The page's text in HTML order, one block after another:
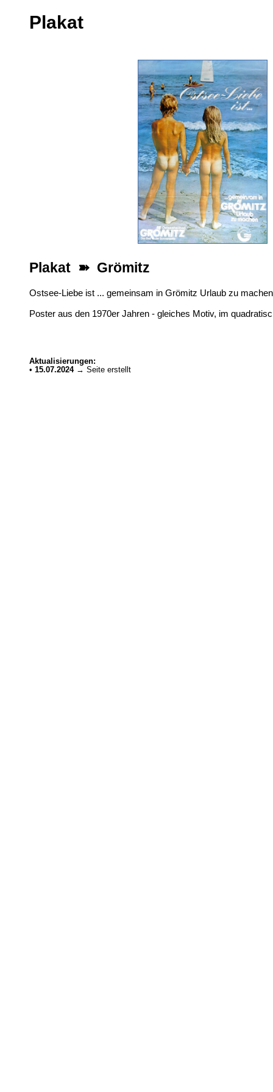
Plakat
Plakat ➽ Grömitz
Ostsee-Liebe ist ... gemeinsam in Grömitz Urlaub zu
Poster aus den 1970er Jahren - gleiches Motiv, im
Aktualisierungen:
• 15.07.2024→ Seite erstellt